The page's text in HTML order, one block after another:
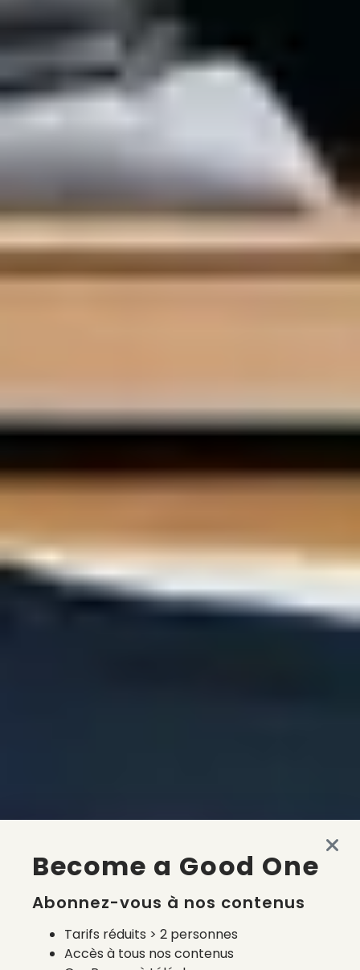
Become a Good One
Abonnez-vous à nos contenus
Tarifs réduits > 2 personnes
Accès à tous nos contenus